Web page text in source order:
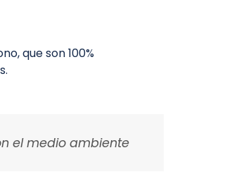
que son 100%
el medio ambiente